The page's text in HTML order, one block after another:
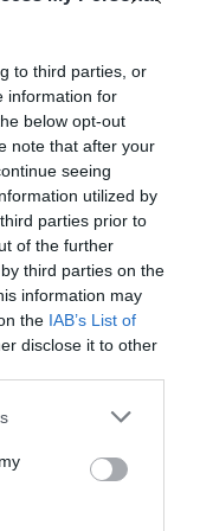
to third parties, or
information for
below opt-out
note that after your
seeing
utilized by
parties prior to
of the further
third parties on the
information may
the IAB’s List of
disclose it to other
or more Google
You may click to
party tags to
in below Google
odiare persino il